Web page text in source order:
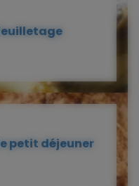
petit déjeuner